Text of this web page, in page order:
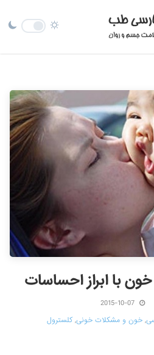
با ابراز احساسات
2015-10-07
,خون و مشکلات خونی,کلسترول